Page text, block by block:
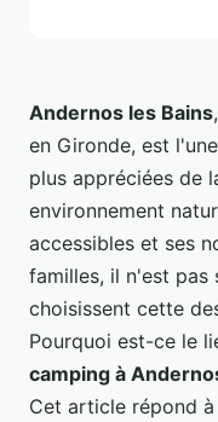
Andernos les Bains
en Gironde, est
plus appréciées de
environnement
accessibles et ses
familles, il n'est pas
choisissent cette
Pourquoi est-ce le
camping à
Cet article répond